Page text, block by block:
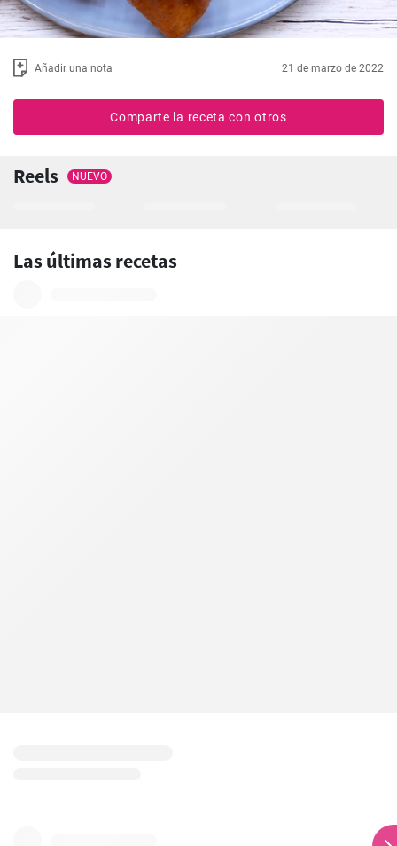
Añadir una nota 21 de marzo de 2022
Comparte la receta con otros
Reels NUEVO
Las últimas recetas